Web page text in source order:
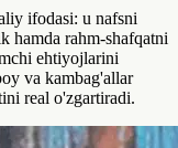
ifodasi: u nafsni
hamda rahm-shafqatni
ehtiyojlarini
va kambag'allar
real o'zgartiradi.